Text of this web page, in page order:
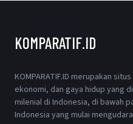
KOMPARATIF.ID
KOMPARATIF.ID merupakan
ekonomi, dan gaya hidup yang
milenial di Indonesia, di bawah
Indonesia yang mulai